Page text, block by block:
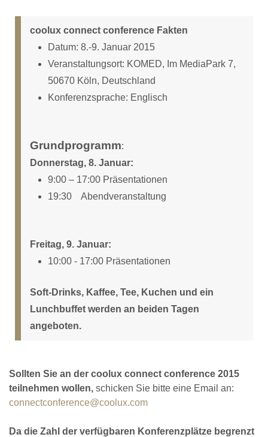
coolux connect conference Fakten
Datum: 8.-9. Januar 2015
Veranstaltungsort: KOMED, Im MediaPark 7,
50670 Köln, Deutschland
Konferenzsprache: Englisch
Grundprogramm:
Donnerstag, 8. Januar:
9:00 – 17:00 Präsentationen
19:30 Abendveranstaltung
Freitag, 9. Januar:
10:00 - 17:00 Präsentationen
Soft-Drinks, Kaffee, Tee, Kuchen und ein
Lunchbuffet werden an beiden Tagen
angeboten.
Sollten Sie an der coolux connect conference 2015
teilnehmen wollen, schicken Sie bitte eine Email an:
connectconference@coolux.com
Da die Zahl der verfügbaren Konferenzplätze begrenzt